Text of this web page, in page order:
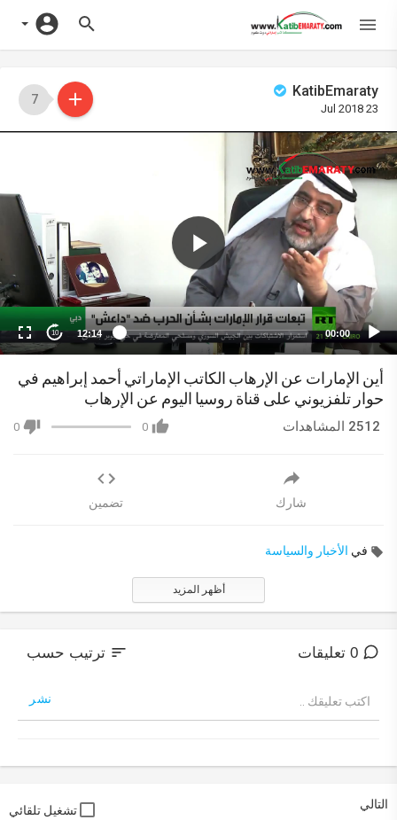
KatibEmaraty
23 Jul 2018
7
Video
Player
00:00
12:14
10
أين اﻹمارات عن اﻹرهاب الكاتب اﻹماراتي أحمد إبراهيم في
حوار تلفزيوني على قناة روسيا اليوم عن اﻹرهاب
0
0
شارك تضمين
في الأخبار والسياسة
أظهر المزيد
sort ترتيب حسب
نشر
التالي تشغيل تلقائي